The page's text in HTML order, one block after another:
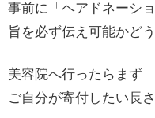
事前に「ヘアドネーシ
旨を必ず伝え可能かど
美容院へ行ったらまず
ご自分が寄付したい長